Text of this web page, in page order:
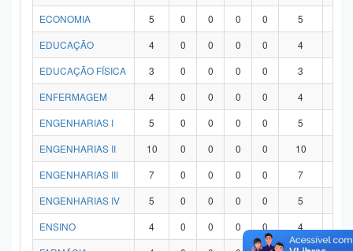
ECONOMIA
5 0 0 0 0 5
EDUCAÇÃO
4 0 0 0 0 4
EDUCAÇÃO FÍSICA
3 0 0 0 0 3
ENFERMAGEM
4 0 0 0 0 4
ENGENHARIAS I
5 0 0 0 0 5
ENGENHARIAS II
10 0 0 0 0 10
ENGENHARIAS III
7 0 0 0 0 7
ENGENHARIAS IV
5 0 0 0 0 5
ENSINO
4 0 0 0 0 4